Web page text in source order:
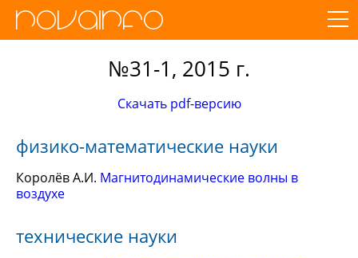
№31-1, 2015 г.
Скачать pdf-версию
физико-математические науки
Королёв А.И. Магнитодинамические волны в
воздухе
технические науки